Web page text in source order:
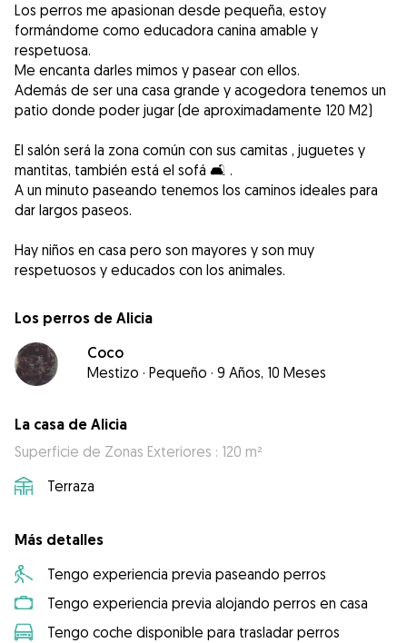
Los perros me apasionan desde pequeña, estoy
formándome como educadora canina amable y
respetuosa.
Me encanta darles mimos y pasear con ellos.
Además de ser una casa grande y acogedora tenemos un
patio donde poder jugar (de aproximadamente 120 M2)
El salón será la zona común con sus camitas , juguetes y
mantitas, también está el sofá 🛋️ .
A un minuto paseando tenemos los caminos ideales para
dar largos paseos.
Hay niños en casa pero son mayores y son muy
respetuosos y educados con los animales.
Los perros de Alicia
Coco
Mestizo · Pequeño · 9 Años, 10 Meses
La casa de Alicia
Superficie de Zonas Exteriores : 120 m²
Terraza
Más detalles
Tengo experiencia previa paseando perros
Tengo experiencia previa alojando perros en casa
Tengo coche disponible para trasladar perros